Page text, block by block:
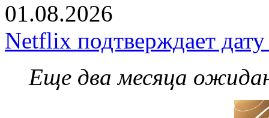
01.08.2026
Netflix подтверждает
Еще два месяца